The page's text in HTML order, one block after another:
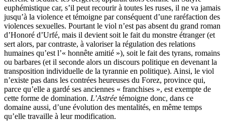
euphémistique car, s’il peut recourir à toutes les ruses, il ne va jamais
jusqu’à la violence et témoigne par conséquent d’une raréfaction des
violences sexuelles. Pourtant le viol n’est pas absent du grand roman
d’Honoré d’Urfé, mais il devient soit le fait du monstre étranger (et
sert alors, par contraste, à valoriser la régulation des relations
humaines qu’est l’« honnête amitié »), soit le fait des tyrans, romains
ou barbares (et il seconde alors un discours politique en devenant la
transposition individuelle de la tyrannie en politique). Ainsi, le viol
n’existe pas dans les contrées heureuses du Forez, province qui,
parce qu’elle a gardé ses anciennes « franchises », est exempte de
cette forme de domination. L’Astrée témoigne donc, dans ce
domaine aussi, d’une évolution des mentalités, en même temps
qu’elle travaille à leur modification.